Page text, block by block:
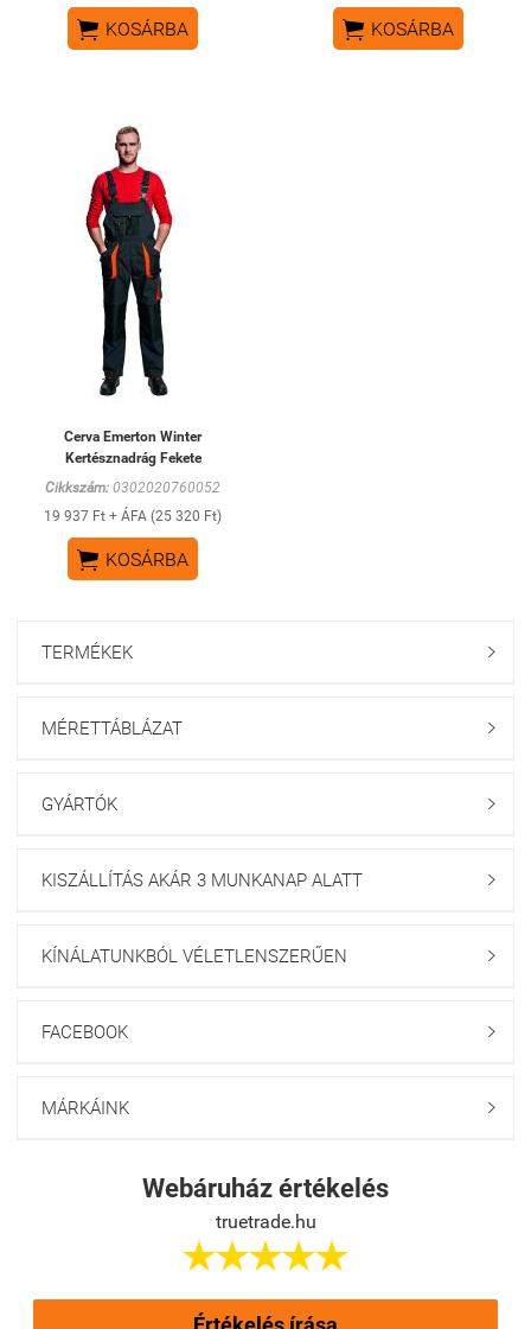
 KOSÁRBA  KOSÁRBA
Cerva Emerton Winter
Kertésznadrág Fekete
Cikkszám: 0302020760052
19 937 Ft + ÁFA (25 320 Ft)
 KOSÁRBA
TERMÉKEK 
MÉRETTÁBLÁZAT 
GYÁRTÓK 
KISZÁLLÍTÁS AKÁR 3 MUNKANAP ALATT 
KÍNÁLATUNKBÓL VÉLETLENSZERŰEN 
FACEBOOK 
MÁRKÁINK 
Webáruház értékelés
truetrade.hu
